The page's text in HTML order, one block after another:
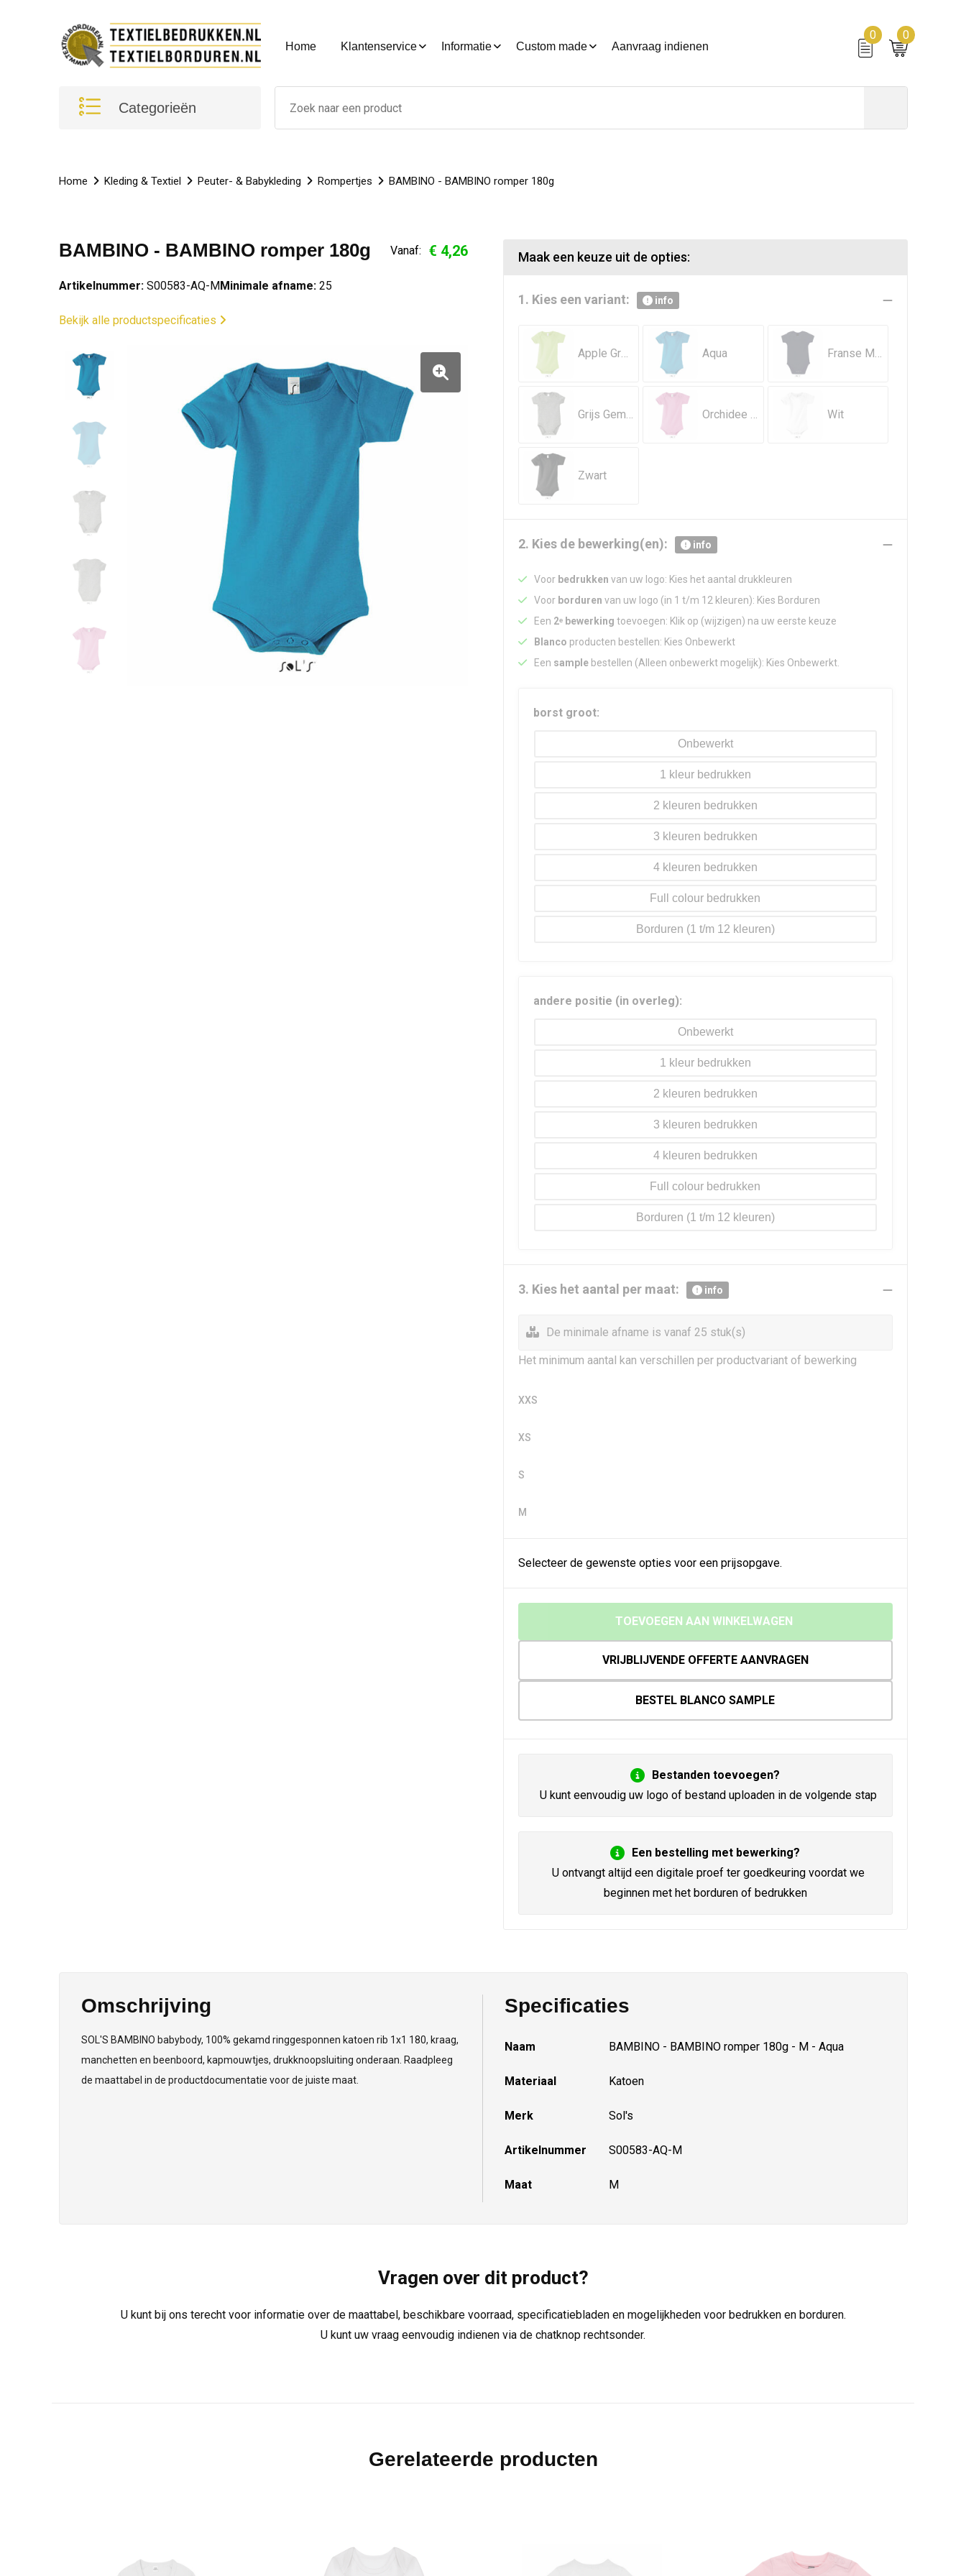
Home Klantenservice Informatie Custom made Aanvraag indienen
0
0
Categorieën
Home Kleding & Textiel Peuter- & Babykleding Rompertjes BAMBINO - BAMBINO romper 180g
BAMBINO - BAMBINO romper 180g Vanaf: € 4,26
Artikelnummer: S00583-AQ-MMinimale afname:25
Bekijk alle productspecificaties
Maak een keuze uit de opties:
1. Kies een variant: info
Apple Green Aqua Franse Marine
Grijs Gemeleerd Orchidee Roze Wit
Zwart
2. Kies de bewerking(en): info
Voor bedrukken van uw logo: Kies het aantal drukkleuren
Voor borduren van uw logo (in 1 t/m 12 kleuren): Kies Borduren
Een 2ᵉ bewerking toevoegen: Klik op (wijzigen) na uw eerste keuze
Blanco producten bestellen: Kies Onbewerkt
Een samplebestellen (Alleen onbewerkt mogelijk): Kies Onbewerkt.
borst groot:
Onbewerkt
1
2
3
4
Borduren
Full colour
andere positie (in overleg):
Onbewerkt
1
2
3
4
Borduren
Full colour
3. Kies het aantal per maat: info
De minimale afname is vanaf 25 stuk(s)
Het minimum aantal kan verschillen per productvariant of bewerking
XXS
XS
S
M
Selecteer de gewenste opties voor een prijsopgave.
TOEVOEGEN AAN WINKELWAGEN
VRIJBLIJVENDE OFFERTE AANVRAGEN
BESTEL BLANCO SAMPLE
Bestanden toevoegen?
U kunt eenvoudig uw logo of bestand uploaden in de volgende stap
Een bestelling met bewerking?
U ontvangt altijd een digitale proef ter goedkeuring voordat we
beginnen met het borduren of bedrukken
Omschrijving
SOL'S BAMBINO babybody, 100% gekamd ringgesponnen katoen rib 1x1 180, kraag,
manchetten en beenboord, kapmouwtjes, drukknoopsluiting onderaan. Raadpleeg
de maattabel in de productdocumentatie voor de juiste maat.
Specificaties
Naam BAMBINO - BAMBINO romper 180g - M - Aqua
Materiaal Katoen
Merk Sol's
Artikelnummer S00583-AQ-M
Maat M
Vragen over dit product?
U kunt bij ons terecht voor informatie over de maattabel, beschikbare voorraad, specificatiebladen en mogelijkheden voor bedrukken en borduren.
U kunt uw vraag eenvoudig indienen via de chatknop rechtsonder.
Gerelateerde producten